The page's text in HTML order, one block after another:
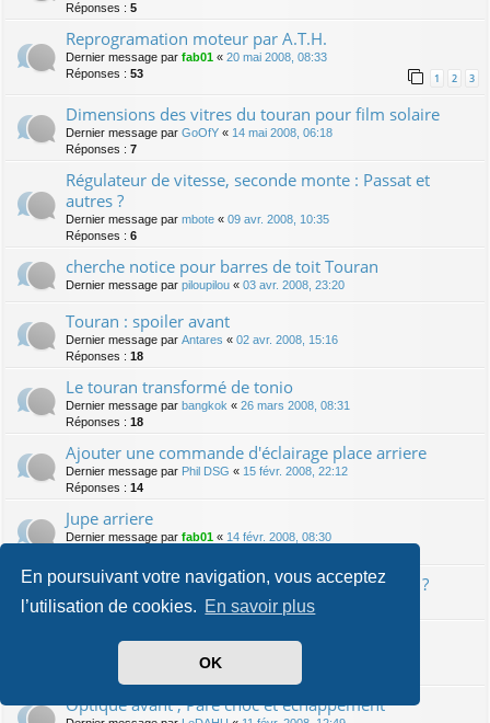
En poursuivant votre navigation, vous acceptez
l’utilisation de cookies. En savoir plus
OK
Réponses : 5
Reprogramation moteur par A.T.H.
Dernier message par fab01 « 20 mai 2008, 08:33
Réponses : 53 1 2 3
Dimensions des vitres du touran pour film solaire
Dernier message par GoOfY « 14 mai 2008, 06:18
Réponses : 7
Régulateur de vitesse, seconde monte : Passat et
autres ?
Dernier message par mbote « 09 avr. 2008, 10:35
Réponses : 6
cherche notice pour barres de toit Touran
Dernier message par piloupilou « 03 avr. 2008, 23:20
Touran : spoiler avant
Dernier message par Antares « 02 avr. 2008, 15:16
Réponses : 18
Le touran transformé de tonio
Dernier message par bangkok « 26 mars 2008, 08:31
Réponses : 18
Ajouter une commande d'éclairage place arriere
Dernier message par Phil DSG « 15 févr. 2008, 22:12
Réponses : 14
Jupe arriere
Dernier message par fab01 « 14 févr. 2008, 08:30
VW Passat : démonter compteur pour anneaux ?
Dernier message parspawn064«13 févr. 2008, 01:54
RUBESCH
Optique avant , Pare choc et echappement